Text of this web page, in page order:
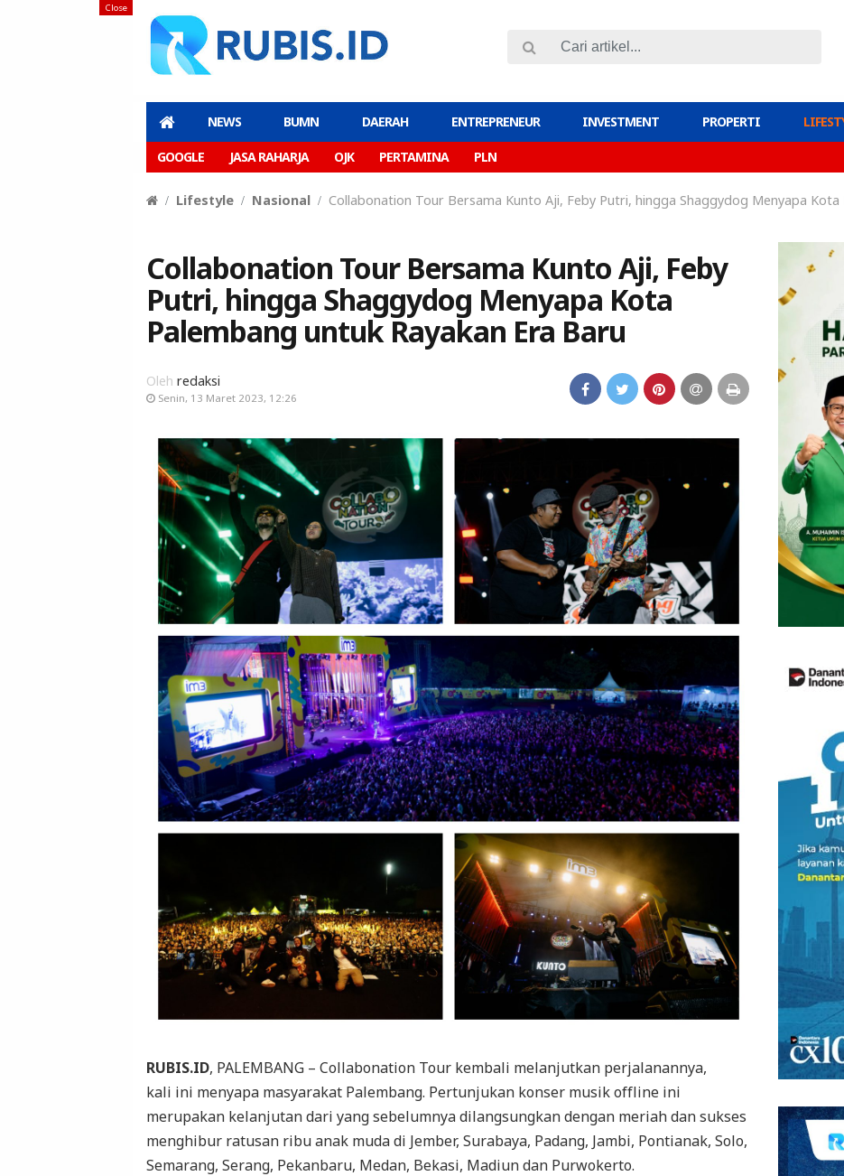
NEWS BUMN DAERAH ENTREPRENEUR INVESTMENT PROPERTI
GOOGLE JASA RAHARJA OJK PERTAMINA PLN
Close
Lifestyle Nasional Collabonation Tour Bersama Kunto Aji, Feby Putri, hingga Shaggydog Menyapa Kota
Collabonation Tour Bersama Kunto Aji, Feby
Putri, hingga Shaggydog Menyapa Kota
Palembang untuk Rayakan Era Baru
Oleh redaksi
Senin, 13 Maret 2023, 12:26
RUBIS.ID, PALEMBANG – Collabonation Tour kembali melanjutkan perjalanannya,
kali ini menyapa masyarakat Palembang. Pertunjukan konser musik offline ini
merupakan kelanjutan dari yang sebelumnya dilangsungkan dengan meriah dan sukses
menghibur ratusan ribu anak muda di Jember, Surabaya, Padang, Jambi, Pontianak, Solo,
Semarang, Serang, Pekanbaru, Medan, Bekasi, Madiun dan Purwokerto.